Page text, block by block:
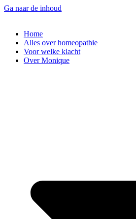
Ga naar de inhoud
Home
Alles over homeopathie
Voor welke klacht
Over Monique